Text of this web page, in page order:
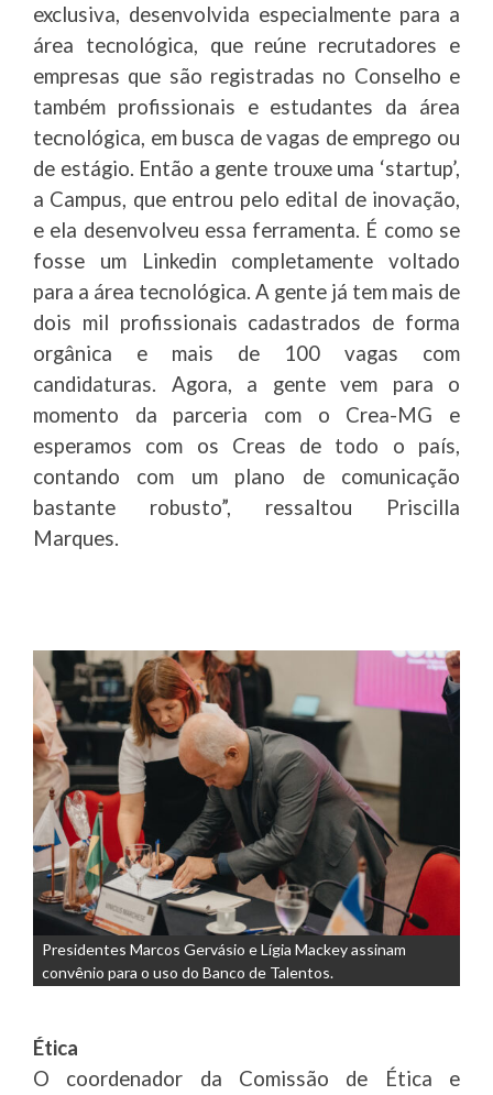
exclusiva, desenvolvida especialmente para a
área tecnológica, que reúne recrutadores e
empresas que são registradas no Conselho e
também profissionais e estudantes da área
tecnológica, em busca de vagas de emprego ou
de estágio. Então a gente trouxe uma ‘startup’,
a Campus, que entrou pelo edital de inovação,
e ela desenvolveu essa ferramenta. É como se
fosse um Linkedin completamente voltado
para a área tecnológica. A gente já tem mais de
dois mil profissionais cadastrados de forma
orgânica e mais de 100 vagas com
candidaturas. Agora, a gente vem para o
momento da parceria com o Crea-MG e
esperamos com os Creas de todo o país,
contando com um plano de comunicação
bastante robusto”, ressaltou Priscilla
Marques.
Presidentes Marcos Gervásio e Lígia Mackey assinam
convênio para o uso do Banco de Talentos.
Ética
O coordenador da Comissão de Ética e